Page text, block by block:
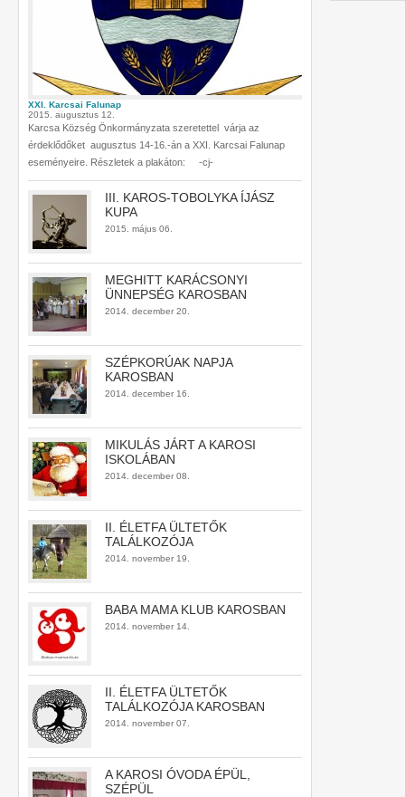
XXI. Karcsai Falunap
2015. augusztus 12.
Karcsa Község Önkormányzata szeretettel várja az
érdeklődőket augusztus 14-16.-án a XXI. Karcsai Falunap
eseményeire. Részletek a plakáton: -cj-
III. KAROS-TOBOLYKA ÍJÁSZ
KUPA
2015. május 06.
MEGHITT KARÁCSONYI
ÜNNEPSÉG KAROSBAN
2014. december 20.
SZÉPKORÚAK NAPJA
KAROSBAN
2014. december 16.
MIKULÁS JÁRT A KAROSI
ISKOLÁBAN
2014. december 08.
II. ÉLETFA ÜLTETŐK
TALÁLKOZÓJA
2014. november 19.
BABA MAMA KLUB KAROSBAN
2014. november 14.
II. ÉLETFA ÜLTETŐK
TALÁLKOZÓJA KAROSBAN
2014. november 07.
A KAROSI ÓVODA ÉPÜL,
SZÉPÜL